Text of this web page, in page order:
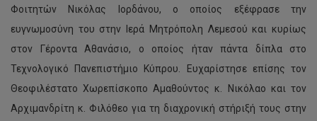
Φοιτητών Νικόλας Ιορδάνου, ο οποίος εξέφρασε την
ευγνωμοσύνη του στην Ιερά Μητρόπολη Λεμεσού και κυρίως
στον Γέροντα Αθανάσιο, ο οποίος ήταν πάντα δίπλα στο
Τεχνολογικό Πανεπιστήμιο Κύπρου. Ευχαρίστησε επίσης τον
Θεοφιλέστατο Χωρεπίσκοπο Αμαθούντος κ. Νικόλαο και τον
Αρχιμανδρίτη κ. Φιλόθεο για τη διαχρονική στήριξή τους στην